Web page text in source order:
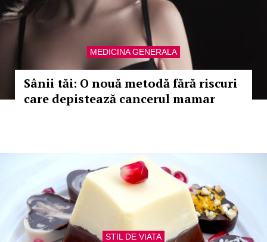
MEDICINA GENERALA
Sânii tăi: O nouă metodă fără riscuri
care depistează cancerul mamar
STIL DE VIATA